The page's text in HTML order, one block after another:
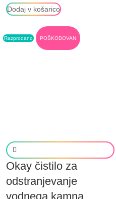
Dodaj v košarico
Razprodano POŠKODOVAN
Okay čistilo za
odstranjevanje
vodnega kamna